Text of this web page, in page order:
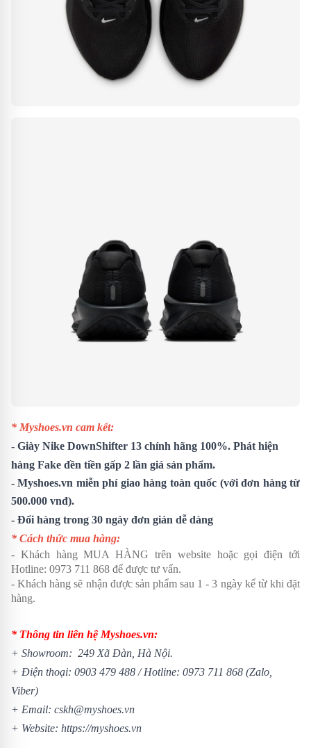
* Myshoes.vn cam kết:
- Giày Nike DownShifter 13 chính hãng 100%. Phát hiện
hàng Fake đền tiền gấp 2 lần giá sản phẩm.
- Myshoes.vn miễn phí giao hàng toàn quốc (với đơn hàng từ
500.000 vnđ).
- Đổi hàng trong 30 ngày đơn giản dễ dàng
* Cách thức mua hàng:
- Khách hàng MUA HÀNG trên website hoặc gọi điện tới
Hotline: 0973 711 868 để được tư vấn.
- Khách hàng sẽ nhận được sản phẩm sau 1 - 3 ngày kể từ khi đặt
hàng.
* Thông tin liên hệ Myshoes.vn:
+ Showroom: 249 Xã Đàn, Hà Nội.
+ Điện thoại: 0903 479 488 /Hotline: 0973 711 868 (Zalo,
Viber)
+ Email: cskh@myshoes.vn
+ Website: https://myshoes.vn